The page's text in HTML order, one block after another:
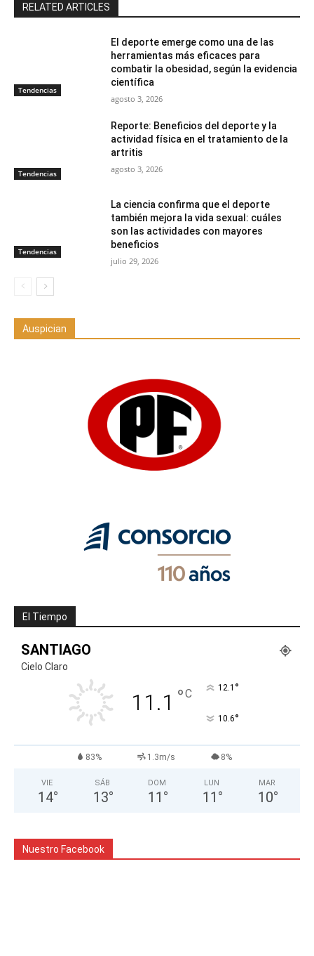
RELATED ARTICLES
Tendencias
El deporte emerge como una de las
herramientas más eficaces para
combatir la obesidad, según la evidencia
científica
agosto 3, 2026
Tendencias
Reporte: Beneficios del deporte y la
actividad física en el tratamiento de la
artritis
agosto 3, 2026
Tendencias
La ciencia confirma que el deporte
también mejora la vida sexual: cuáles
son las actividades con mayores
beneficios
julio 29, 2026
Auspician
El Tiempo
SANTIAGO
Cielo Claro
11.1 °C 12.1 °
10.6°
83% 1.3m/s 8%
VIE
14°
SÁB
13°
DOM
11 °
LUN
11 °
MAR
10°
Nuestro Facebook